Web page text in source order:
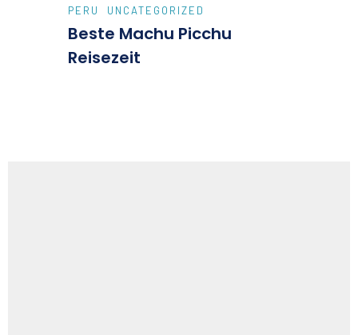
PERU UNCATEGORIZED
Beste Machu Picchu
Reisezeit